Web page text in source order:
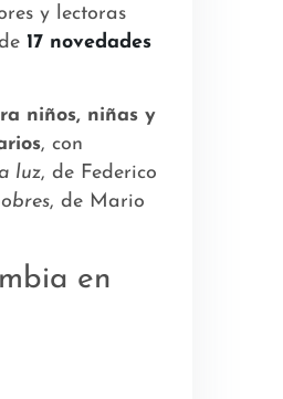
y lectoras
17 novedades
niños, niñas y
, con
luz, de Federico
, de Mario
en